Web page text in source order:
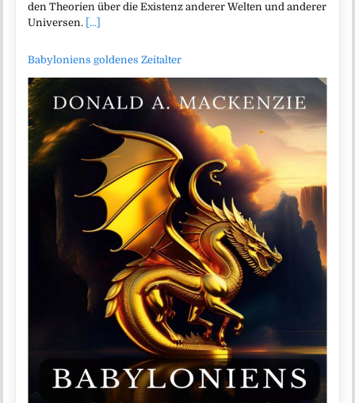
den Theorien über die Existenz anderer Welten und anderer
Universen. [...]
Babyloniens goldenes Zeitalter